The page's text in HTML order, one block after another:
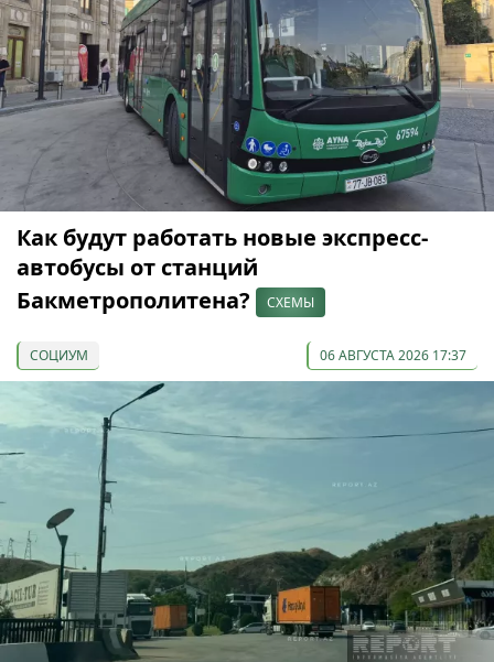
Как будут работать новые экспресс-
автобусы от станций
Бакметрополитена?
СХЕМЫ
СОЦИУМ 06 АВГУСТА 2026 17:37